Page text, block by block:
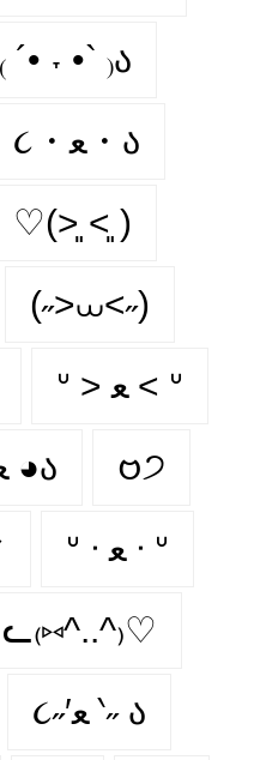
´• ˕ •` ₎ა
૮・ﻌ・ა
♡(˃͈ ˂͈ )
(˶>⩊<˶)
ᐡ > ﻌ < ᐡ
૮ ◕ ﻌ ◕ა 𑄝੭
ᐡ ᐧ ﻌ ᐧ ᐡ
ᓚ₍⑅^..^₎♡
૮˶′ﻌ ‵˶ ა